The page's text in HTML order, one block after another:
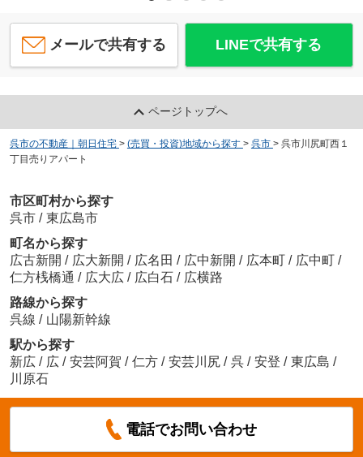
メールで共有する LINEで共有する
ページトップへ
呉市の不動産｜朝日住宅 > (売買・投資)地域から探す > 呉市 > 呉市川尻町西１
丁目売りアパート
市区町村から探す
呉市 / 東広島市
町名から探す
広古新開 / 広大新開 / 広名田 / 広中新開 / 広本町 / 広中町 /
仁方桟橋通 / 広大広 / 広白石 / 広横路
路線から探す
呉線 / 山陽新幹線
駅から探す
新広 / 広 / 安芸阿賀 / 仁方 / 安芸川尻 / 呉 / 安登 / 東広島 /
川原石
電話でお問い合わせ